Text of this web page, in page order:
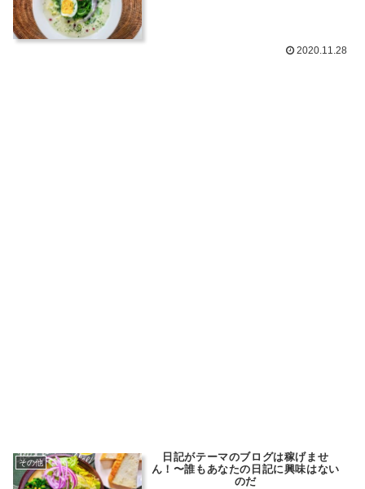
2020.11.28
その他
日記がテーマのブログは稼げませ
ん！〜誰もあなたの日記に興味はない
のだ